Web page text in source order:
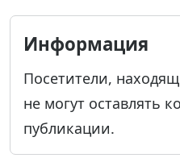
Информация
Посетители,
не могут оставлять
публикации.